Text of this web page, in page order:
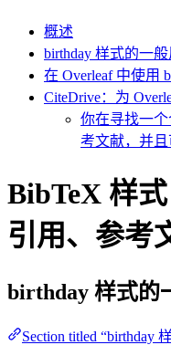
概述
birthday 样式的一
在 Overleaf 中使用
CiteDrive：为
你在寻找一
考文献，并且
BibTeX 样
引用、参考
birthday 样式的
Section titled “birthday